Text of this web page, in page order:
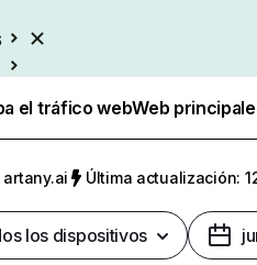
el tráfico webWeb
artany.ai Última actualización:
los dispositivos